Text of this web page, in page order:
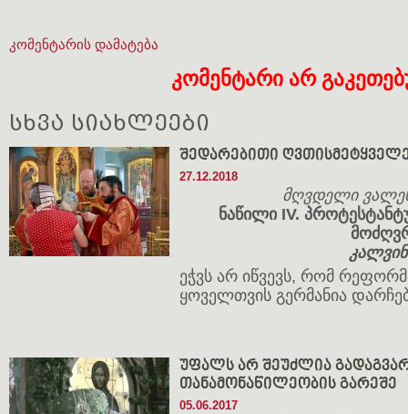
კომენტარის დამატება
კომენტარი არ
სხვა სიახლეები
შედარებითი
27.12.2018
მღვდელი
ნაწილი IV.
ეჭვს არ იწვევს, რომ
ყოველთვის გერმანია
უფალს არ შეუძლია
თანამონაწილეობის გარეშე
05.06.2017